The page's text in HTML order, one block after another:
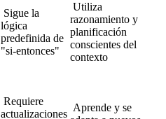
Sigue la
lógica
predefinida de
"si-entonces"
Utiliza
razonamiento y
planificación
conscientes del
contexto
Requiere
actualizaciones
Aprende y se